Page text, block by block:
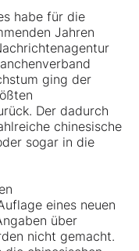
habe für die
Jahren
ging der
Der dadurch
chinesische
sogar in die
eines neuen
über
nicht gemacht.